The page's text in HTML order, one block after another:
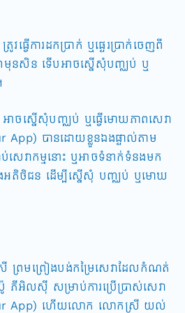
ារដកប្រាក់ ឬផ្ទេរប្រាក់ចេញពី
មុនសិន ទើបអាចស្នើសុំបញ្ឈប់ ឬ
ើសុំបញ្ឈប់ ឬធ្វើមោឃភាពសេវា
បានដោយខ្លួនឯងផ្ទាល់តាម
ប់សេវាកម្មនោះ ឬអាចទំនាក់ទំនងមក
នងអតិថិជន ដើម្បីស្នើសុំ បញ្ឈប់ ឬមោឃ
ៀងបង់កម្រៃសេវាដែលកំណត់
អិលស៊ី សម្រាប់ការប្រើប្រាស់សេវា
App) ហើយលោក លោកស្រី យល់